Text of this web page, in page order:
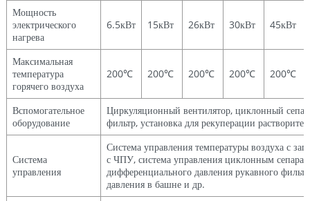
Мощность
электрического
нагрева
6.5кВт 15кВт 26кВт 30кВт 45кВт
Максимальная
температура
горячего воздуха
200℃ 200℃ 200℃ 200℃ 200℃
Вспомогательное
оборудование
Циркуляционный вентилятор, циклонный
фильтр, установка для рекуперации
Система
управления
Система управления температуры воздуха с
с ЧПУ, система управления циклонным
дифференциального давления рукавного
давления в башне и др.